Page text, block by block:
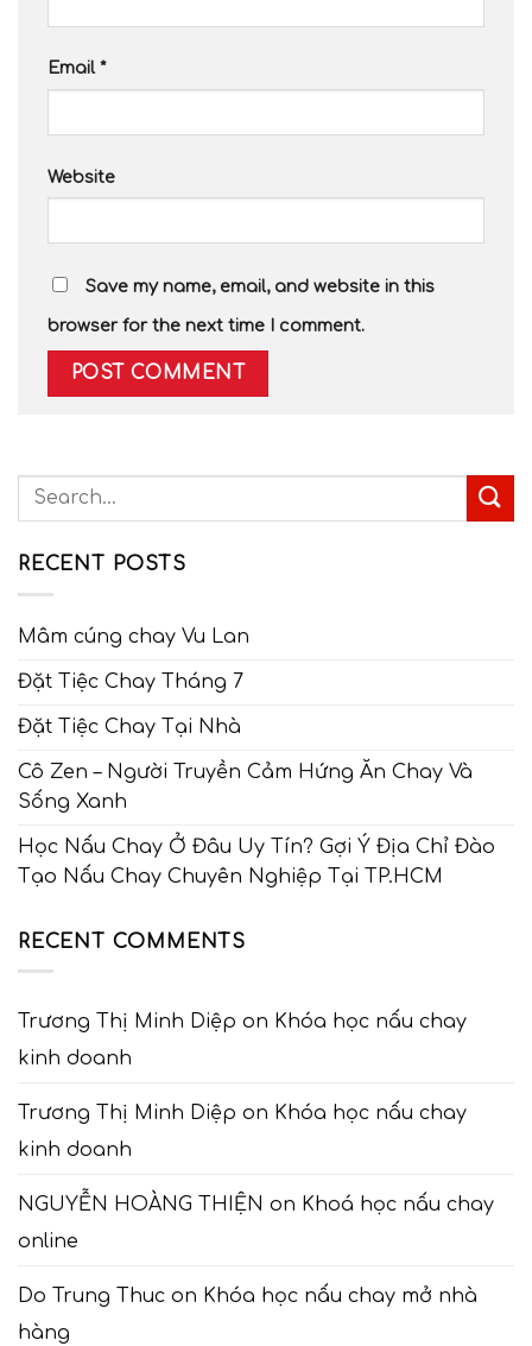
Email*
Website
Save my name, email, and website in this
browser for the next time I comment.
RECENT POSTS
Mâm cúng chay Vu Lan
Đặt Tiệc Chay Tháng 7
Đặt Tiệc Chay Tại Nhà
Cô Zen – Người Truyền Cảm Hứng Ăn Chay Và
Sống Xanh
Học Nấu Chay Ở Đâu Uy Tín? Gợi Ý Địa Chỉ Đào
Tạo Nấu Chay Chuyên Nghiệp Tại TP.HCM
RECENT COMMENTS
Trương Thị Minh Diệp on Khóa học nấu chay
kinh doanh
Trương Thị Minh Diệp on Khóa học nấu chay
kinh doanh
NGUYỄN HOÀNG THIỆN on Khoá học nấu chay
online
Do Trung Thuc on Khóa học nấu chay mở nhà
hàng